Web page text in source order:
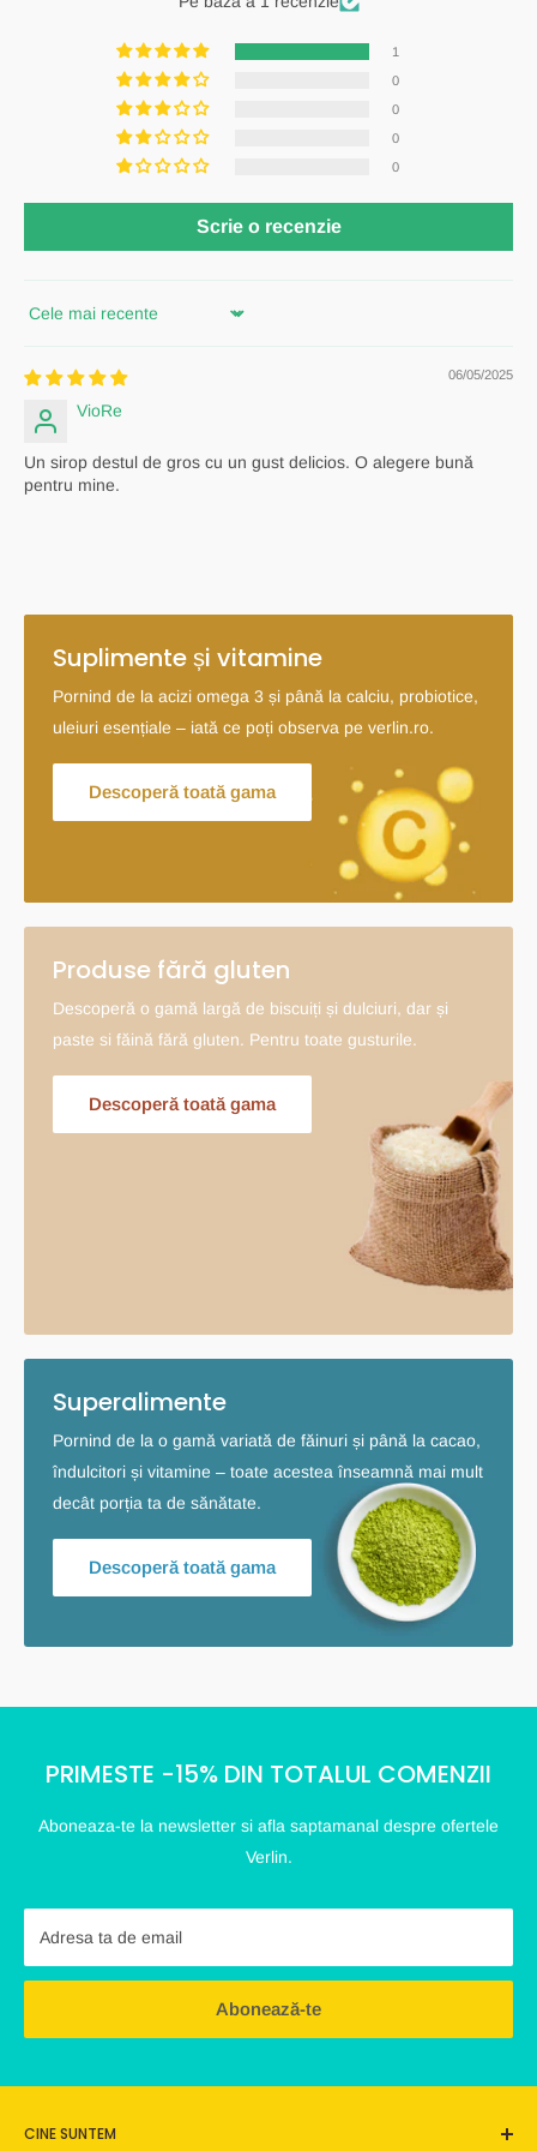
1
0
0
0
0
Scrie o recenzie
Sort by
06/05/2025
VioRe
Un sirop destul de gros cu un gust delicios. O alegere bună
pentru mine.
Suplimente și vitamine
Pornind de la acizi omega 3 și până la calciu, probiotice,
uleiuri esențiale – iată ce poți observa pe verlin.ro.
Descoperă toată gama
Produse fără gluten
Descoperă o gamă largă de biscuiți și dulciuri, dar și
paste si făină fără gluten. Pentru toate gusturile.
Descoperă toată gama
Superalimente
Pornind de la o gamă variată de făinuri și până la cacao,
îndulcitori și vitamine – toate acestea înseamnă mai mult
decât porția ta de sănătate.
Descoperă toată gama
PRIMESTE -15% DIN TOTALUL COMENZII
Aboneaza-te la newsletter si afla saptamanal despre ofertele
Verlin.
Adresa ta de email
Abonează-te
CINE SUNTEM